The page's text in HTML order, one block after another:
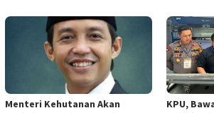
Menteri Kehutanan Akan
KPU,